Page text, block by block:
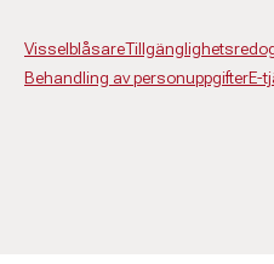
Visselblåsare
Behandling av personuppgifterE-